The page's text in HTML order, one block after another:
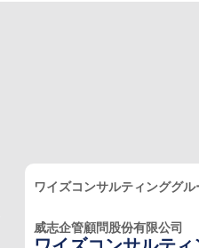
ワイズコンサルティンググル
威志企管顧問股份有限公司